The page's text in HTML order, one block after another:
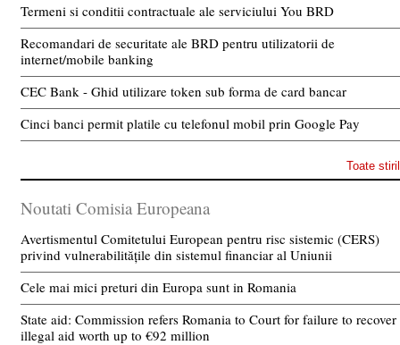
Termeni si conditii contractuale ale serviciului You BRD
Recomandari de securitate ale BRD pentru utilizatorii de
internet/mobile banking
CEC Bank - Ghid utilizare token sub forma de card bancar
Cinci banci permit platile cu telefonul mobil prin Google Pay
Toate
Noutati Comisia Europeana
Avertismentul Comitetului European pentru risc sistemic (CERS)
privind vulnerabilitățile din sistemul financiar al Uniunii
Cele mai mici preturi din Europa sunt in Romania
State aid: Commission refers Romania to Court for failure to recover
illegal aid worth up to €92 million